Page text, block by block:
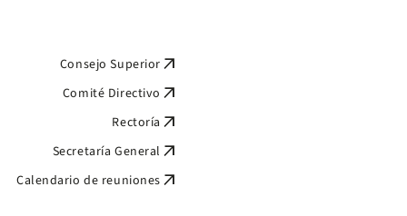
Consejo Superior arrow_outward
Comité Directivo arrow_outward
Rectoría arrow_outward
Secretaría General arrow_outward
Calendario de reuniones arrow_outward